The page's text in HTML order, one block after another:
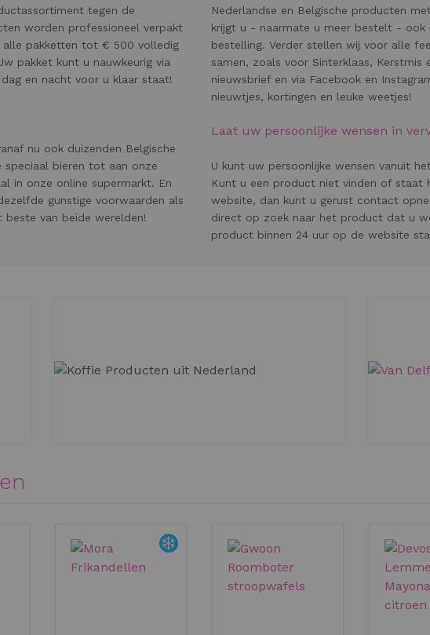
tegen de
worden professioneel verpakt
alle pakketten tot € 500 volledig
pakket kunt u nauwkeurig via
en nacht voor u klaar staat!
nu ook duizenden Belgische
speciaal bieren tot aan onze
in onze online supermarkt. En
gunstige voorwaarden als
beste van beide werelden!
Nederlandse en Belgische producten
krijgt u - naarmate u meer bestelt - ook
bestelling. Verder stellen wij voor alle
samen, zoals voor Sinterklaas, Kerstmis
nieuwsbrief en via Facebook en
nieuwtjes, kortingen en leuke weetjes!
Laat uw persoonlijke wensen in
U kunt uw persoonlijke wensen vanuit
Kunt u een product niet vinden of
website, dan kunt u gerust contact
direct op zoek naar het product dat u
product binnen 24 uur op de website